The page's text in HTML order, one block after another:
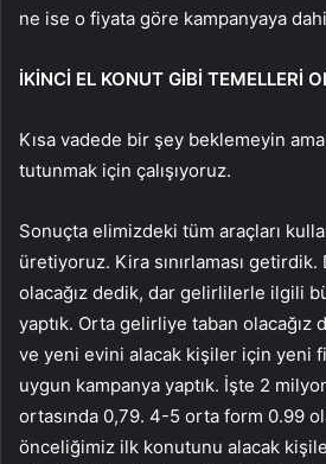
ne ise o fiyata göre kampanyaya
İKİNCİ EL KONUT GİBİ TEMELLERİ
Kısa vadede bir şey beklemeyin
tutunmak için çalışıyoruz.
Sonuçta elimizdeki tüm araçları
üretiyoruz. Kira sınırlaması
olacağız dedik, dar gelirlilerle ilgili
yaptık. Orta gelirliye taban olacağız
ve yeni evini alacak kişiler için yeni
uygun kampanya yaptık. İşte 2
ortasında 0,79. 4-5 orta form 0.99
önceliğimiz ilk konutunu alacak